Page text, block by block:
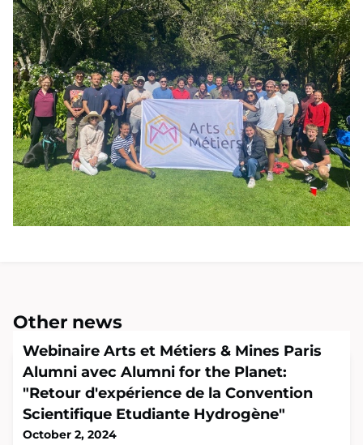
Other news
Webinaire Arts et Métiers & Mines Paris
Alumni avec Alumni for the Planet:
"Retour d'expérience de la Convention
Scientifique Etudiante Hydrogène"
October 2, 2024